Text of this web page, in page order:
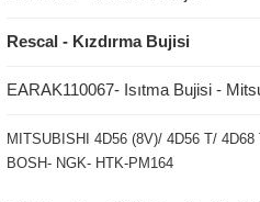
Rescal - Kızdırma Bujisi
EARAK110067- Isıtma Bujisi -
MITSUBISHI 4D56 (8V)/ 4D56 T/
BOSH- NGK- HTK-PM164